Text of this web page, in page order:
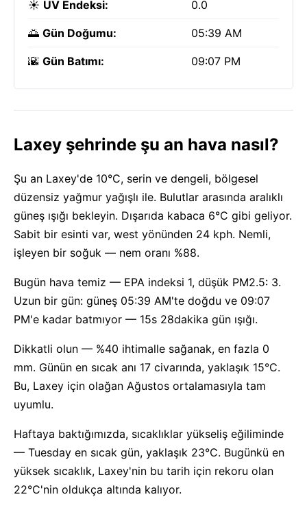
☀️ UV Endeksi: 0.0
🌅 Gün Doğumu: 05:39 AM
🌇 Gün Batımı: 09:07 PM
Laxey şehrinde şu an hava nasıl?
Şu an Laxey'de 10°C, serin ve dengeli, bölgesel
düzensiz yağmur yağışlı ile. Bulutlar arasında aralıklı
güneş ışığı bekleyin. Dışarıda kabaca 6°C gibi geliyor.
Sabit bir esinti var, west yönünden 24 kph. Nemli,
işleyen bir soğuk — nem oranı %88.
Bugün hava temiz — EPA indeksi 1, düşük PM2.5: 3.
Uzun bir gün: güneş 05:39 AM'te doğdu ve 09:07
PM'e kadar batmıyor — 15s 28dakika gün ışığı.
Dikkatli olun — %40 ihtimalle sağanak, en fazla 0
mm. Günün en sıcak anı 17 civarında, yaklaşık 15°C.
Bu, Laxey için olağan Ağustos ortalamasıyla tam
uyumlu.
Haftaya baktığımızda, sıcaklıklar yükseliş eğiliminde
— Tuesday en sıcak gün, yaklaşık 23°C. Bugünkü en
yüksek sıcaklık, Laxey'nin bu tarih için rekoru olan
22°C'nin oldukça altında kalıyor.